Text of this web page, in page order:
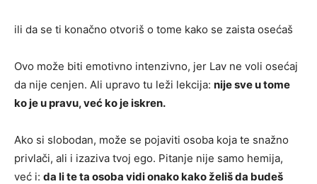
ili da se ti konačno otvoriš o tome kako se zaista osećaš
Ovo može biti emotivno intenzivno, jer Lav ne voli osećaj
da nije cenjen. Ali upravo tu leži lekcija: nije sve u tome
ko je u pravu, već ko je iskren.
Ako si slobodan, može se pojaviti osoba koja te snažno
privlači, ali i izaziva tvoj ego. Pitanje nije samo hemija,
već i: da li te ta osoba vidi onako kako želiš da budeš